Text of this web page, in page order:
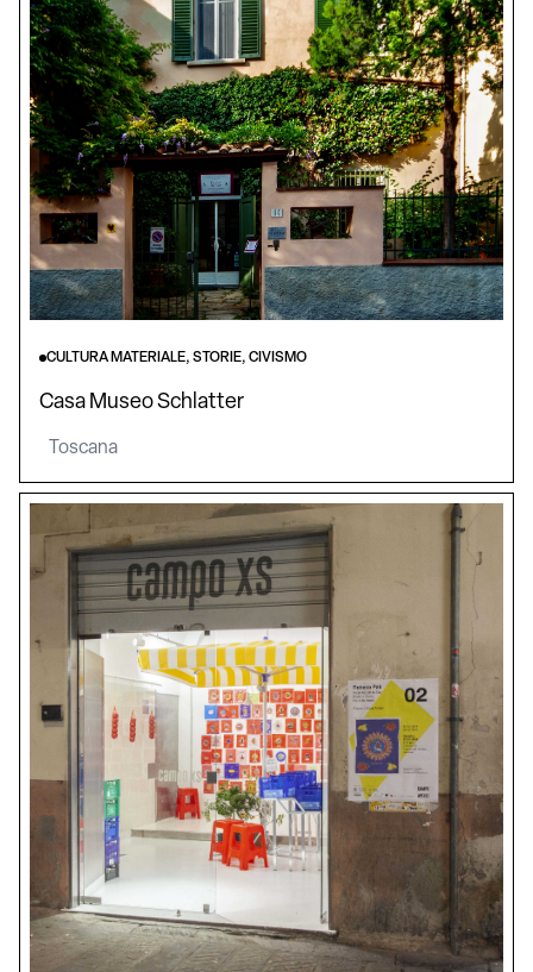
CULTURA MATERIALE, STORIE, CIVISMO
Casa Museo Schlatter
Toscana